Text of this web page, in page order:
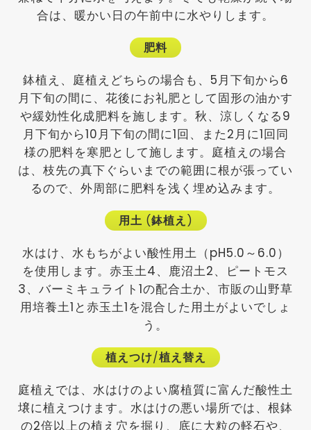
合は、暖かい日の午前中に水やりします。
肥料
鉢植え、庭植えどちらの場合も、5月下旬から6
月下旬の間に、花後にお礼肥として固形の油かす
や緩効性化成肥料を施します。秋、涼しくなる9
月下旬から10月下旬の間に1回、また2月に1回同
様の肥料を寒肥として施します。庭植えの場合
は、枝先の真下ぐらいまでの範囲に根が張ってい
るので、外周部に肥料を浅く埋め込みます。
用土 (鉢植え)
水はけ、水もちがよい酸性用土（pH5.0～6.0）
を使用します。赤玉土4、鹿沼土2、ピートモス
3、バーミキュライト1の配合土か、市販の山野草
用培養土1と赤玉土1を混合した用土がよいでしょ
う。
植えつけ/植え替え
庭植えでは、水はけのよい腐植質に富んだ酸性土
壌に植えつけます。水はけの悪い場所では、根鉢
の2倍以上の植え穴を掘り、底に大粒の軽石や、